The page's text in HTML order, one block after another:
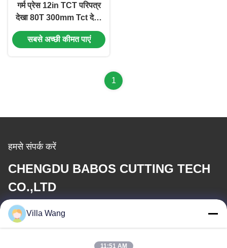
गर्म प्रेस 12in TCT परिपत्र
देखा 80T 300mm Tct देखा
ब्लेड
सबसे अच्छी कीमत पाएं
1
हमसे संपर्क करें
CHENGDU BABOS CUTTING TECH
CO.,LTD
ईमेल Villa Wang
11:51 AM